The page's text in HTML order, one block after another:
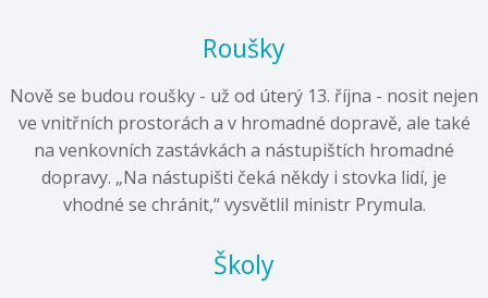
Roušky
Nově se budou roušky - už od úterý 13. října - nosit nejen
ve vnitřních prostorách a v hromadné dopravě, ale také
na venkovních zastávkách a nástupištích hromadné
dopravy. „Na nástupišti čeká někdy i stovka lidí, je
vhodné se chránit,“ vysvětlil ministr Prymula.
Školy